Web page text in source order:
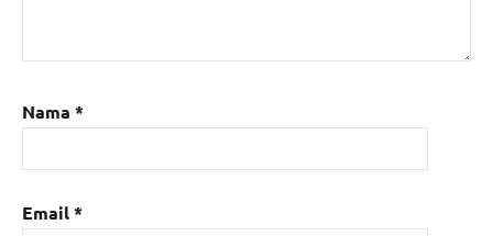
Nama *
Email*